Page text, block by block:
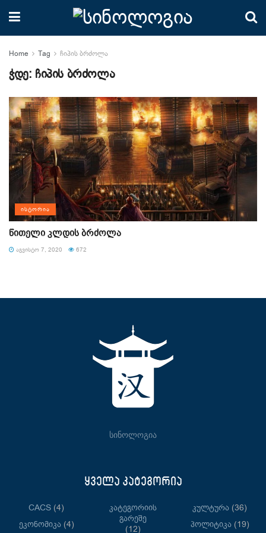
Home Tag ჩიპის ბრძოლა
ჭდე: ჩიპის ბრძოლა
ᲘᲡᲢᲝᲠᲘᲐ
წითელი კლდის ბრძოლა
ᲐᲒᲕᲘᲡᲢᲝ 7, 2020 672
სინოლოგია
ყველა კატეგორია
CACS (4)
Ეკონომიკა(4)
Კატეგორიის
Გარეშე
(12)
Კულტურა (36)
Პოლიტიკა(19)